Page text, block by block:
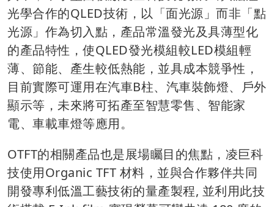
光學合作的QLED技術，以「面光源」而非「點
光源」作為切入點，產品常溫發光及具薄型化
的產品特性，使QLED發光模組較LED模組輕
薄、節能、產生較低熱能，並具成本競爭性，
目前實際可運用在汽車B柱、汽車裝飾燈、戶外
顯示等，未來將可拓產至智慧零售、智能家
電、車載車燈等應用。
OTFT的相關產品也是展場矚目的焦點，凌巨科
技使用Organic TFT 材料，並與合作夥伴共同
開發專利低溫工藝技術的量產製程, 並利用此技